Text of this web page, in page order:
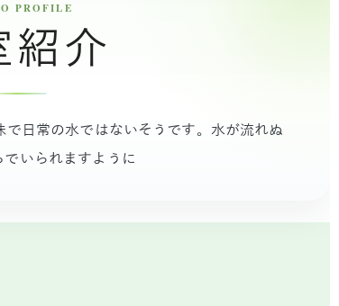
紹介
で日常の水ではないそうです。水が流れぬ
いられますように